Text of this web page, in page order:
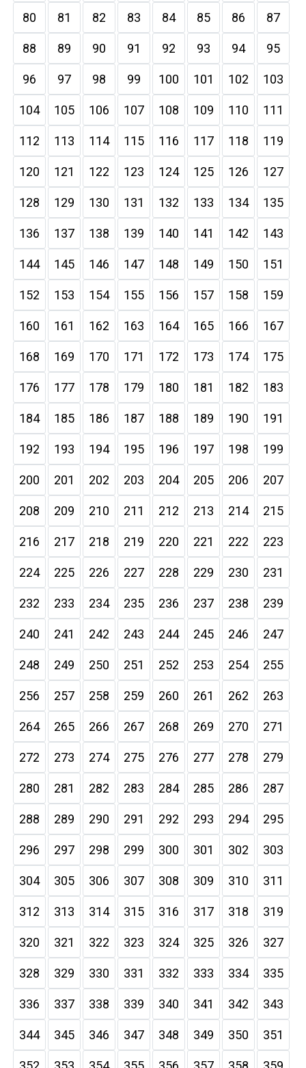
80 81 82 83 84 85 86 87
88 89 90 91 92 93 94 95
96 97 98 99 100 101 102 103
104 105 106 107 108 109 110 111
112 113 114 115 116 117 118 119
120 121 122 123 124 125 126 127
128 129 130 131 132 133 134 135
136 137 138 139 140 141 142 143
144 145 146 147 148 149 150 151
152 153 154 155 156 157 158 159
160 161 162 163 164 165 166 167
168 169 170 171 172 173 174 175
176 177 178 179 180 181 182 183
184 185 186 187 188 189 190 191
192 193 194 195 196 197 198 199
200 201 202 203 204 205 206 207
208 209 210 211 212 213 214 215
216 217 218 219 220 221 222 223
224 225 226 227 228 229 230 231
232 233 234 235 236 237 238 239
240 241 242 243 244 245 246 247
248 249 250 251 252 253 254 255
256 257 258 259 260 261 262 263
264 265 266 267 268 269 270 271
272 273 274 275 276 277 278 279
280 281 282 283 284 285 286 287
288 289 290 291 292 293 294 295
296 297 298 299 300 301 302 303
304 305 306 307 308 309 310 311
312 313 314 315 316 317 318 319
320 321 322 323 324 325 326 327
328 329 330 331 332 333 334 335
336 337 338 339 340 341 342 343
344 345 346 347 348 349 350 351